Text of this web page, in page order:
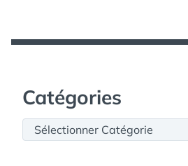
Catégories
Catégories